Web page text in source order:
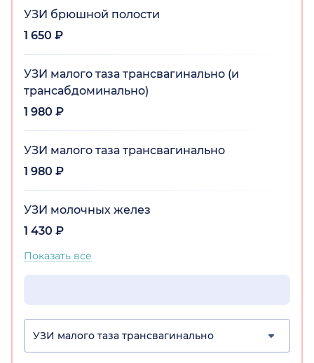
УЗИ брюшной полости
1 650 ₽
УЗИ малого таза трансвагинально (и
трансабдоминально)
1 980 ₽
УЗИ малого таза трансвагинально
1 980 ₽
УЗИ молочных желез
1 430 ₽
Показать все
УЗИ малого таза трансвагинально